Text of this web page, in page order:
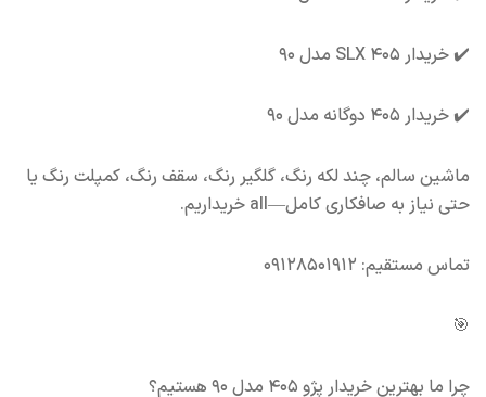
✔️ خریدار ۴۰۵ SLX مدل ۹۰
✔️ خریدار ۴۰۵ دوگانه مدل ۹۰
ماشین سالم، چند لکه رنگ، گلگیر رنگ، سقف رنگ، کمپلت رنگ یا
حتی نیاز به صافکاری کامل—all خریداریم.
تماس مستقیم: ۰۹۱۲۸۵۰۱۹۱۲
🎯
چرا ما بهترین خریدار پژو ۴۰۵ مدل ۹۰ هستیم؟